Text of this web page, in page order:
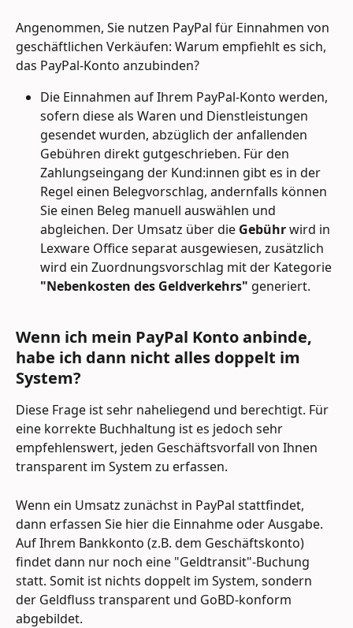
Angenommen, Sie nutzen PayPal für Einnahmen von
geschäftlichen Verkäufen: Warum empfiehlt es sich,
das PayPal-Konto anzubinden?
Die Einnahmen auf Ihrem PayPal-Konto werden,
sofern diese als Waren und Dienstleistungen
gesendet wurden, abzüglich der anfallenden
Gebühren direkt gutgeschrieben. Für den
Zahlungseingang der Kund:innen gibt es in der
Regel einen Belegvorschlag, andernfalls können
Sie einen Beleg manuell auswählen und
abgleichen. Der Umsatz über die Gebühr wird in
Lexware Office separat ausgewiesen, zusätzlich
wird ein Zuordnungsvorschlag mit der Kategorie
"Nebenkosten des Geldverkehrs" generiert.
Wenn ich mein PayPal Konto anbinde,
habe ich dann nicht alles doppelt im
System?
Diese Frage ist sehr naheliegend und berechtigt. Für
eine korrekte Buchhaltung ist es jedoch sehr
empfehlenswert, jeden Geschäftsvorfall von Ihnen
transparent im System zu erfassen.
Wenn ein Umsatz zunächst in PayPal stattfindet,
dann erfassen Sie hier die Einnahme oder Ausgabe.
Auf Ihrem Bankkonto (z.B. dem Geschäftskonto)
findet dann nur noch eine "Geldtransit"-Buchung
statt. Somit ist nichts doppelt im System, sondern
der Geldfluss transparent und GoBD-konform
abgebildet.